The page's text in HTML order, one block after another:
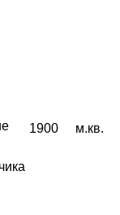
1900 м.кв.